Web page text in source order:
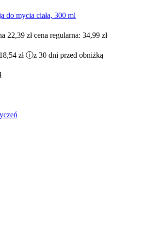
do mycia ciała, 300 ml
22,39 zł cena regularna: 34,99 zł
18,54 zł ⓘz 30 dni przed obniżką